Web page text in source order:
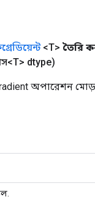
<T> তৈরি
dtype)
অপারেশন